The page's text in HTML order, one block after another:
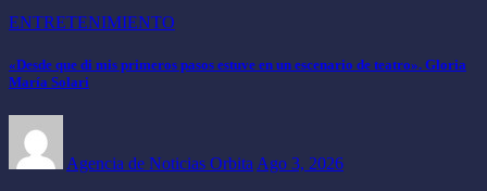
ENTRETENIMIENTO
«Desde que di mis primeros pasos estuve en un escenario de teatro». Gloria
María Solari
Agencia de Noticias Orbita Ago 3, 2026